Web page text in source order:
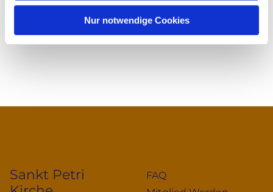
Nur notwendige Cookies
Sankt Petri
FAQ